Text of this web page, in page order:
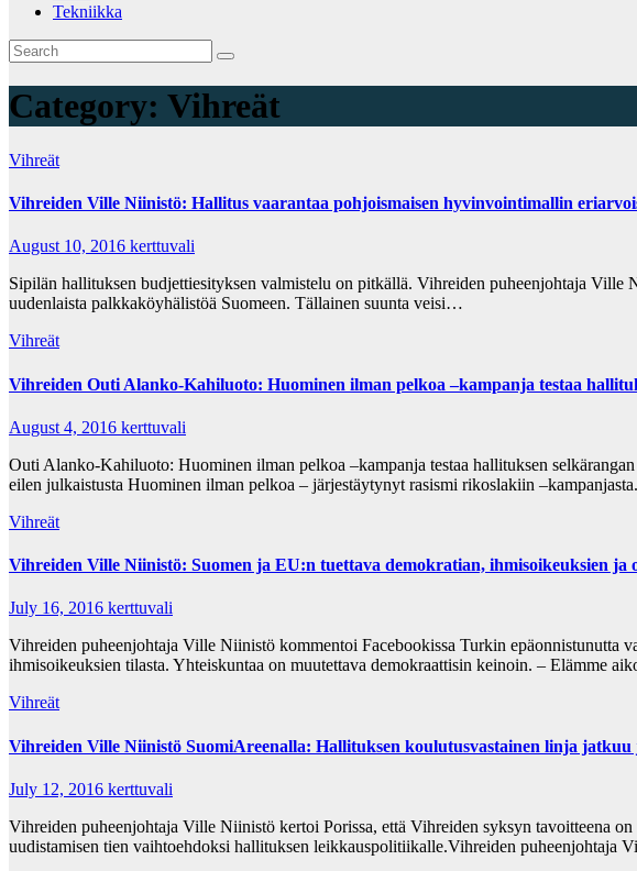
Tekniikka
Category: Vihreät
Vihreät
Vihreiden Ville Niinistö: Hallitus vaarantaa pohjoismaisen hyvinvointimallin
August 10, 2016 kerttuvali
Sipilän hallituksen budjettiesityksen valmistelu on pitkällä. Vihreiden puheenjohtaja
uudenlaista palkkaköyhälistöä Suomeen. Tällainen suunta veisi…
Vihreät
Vihreiden Outi Alanko-Kahiluoto: Huominen ilman pelkoa –kampanja testaa
August 4, 2016 kerttuvali
Outi Alanko-Kahiluoto: Huominen ilman pelkoa –kampanja testaa hallituksen
eilen julkaistusta Huominen ilman pelkoa – järjestäytynyt rasismi rikoslakiin
Vihreät
Vihreiden Ville Niinistö: Suomen ja EU:n tuettava demokratian, ihmisoikeuksien ja
July 16, 2016 kerttuvali
Vihreiden puheenjohtaja Ville Niinistö kommentoi Facebookissa Turkin epäonnistunutta
ihmisoikeuksien tilasta. Yhteiskuntaa on muutettava demokraattisin keinoin. – Elämme
Vihreät
Vihreiden Ville Niinistö SuomiAreenalla: Hallituksen koulutusvastainen linja
July 12, 2016 kerttuvali
Vihreiden puheenjohtaja Ville Niinistö kertoi Porissa, että Vihreiden syksyn tavoitteena
uudistamisen tien vaihtoehdoksi hallituksen leikkauspolitiikalle.Vihreiden puheenjohtaja